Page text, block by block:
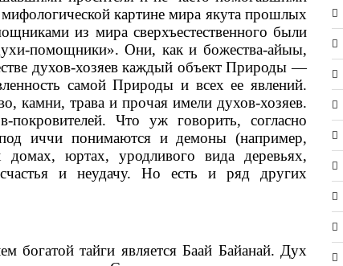
картине мира якута прошлых
из мира сверхъестественного были
помощники». Они, как и божества-айыы,
духов-хозяев каждый объект Природы —
самой Природы и всех ее явлений.
камни, трава и прочая имели духов-хозяев.
Что уж говорить, согласно
иччи понимаются и демоны (например,
домах, юртах, уродливого вида деревьях,
и неудачу. Но есть и ряд других
богатой тайги является Баай Байанай. Дух